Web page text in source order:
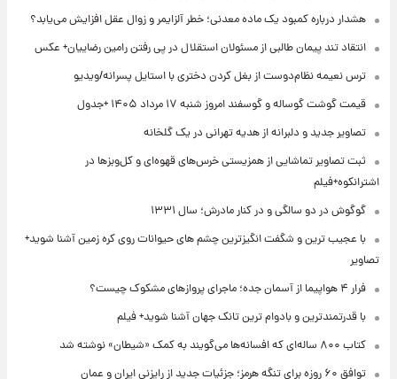
هشدار درباره کمبود یک ماده معدنی؛ خطر آلزایمر و زوال عقل افزایش می‌یابد؟
انتقاد تند پیمان طالبی از مسئولان استقلال در پی رفتن رامین رضاییان+ عکس
ترس نعیمه نظام‌دوست از بغل کردن دختری با استایل پسرانه/ویدیو
قیمت گوشت گوساله و گوسفند امروز شنبه ۱۷ مرداد ۱۴۰۵ +جدول
تصاویر جدید و دلبرانه از هدیه تهرانی در یک گلخانه
ثبت تصاویر تماشایی از همزیستی خرس‌های قهوه‌ای و کل‌وبزها در
اشترانکوه+فیلم
گوگوش در دو سالگی و در کنار مادرش؛ سال ۱۳۳۱
با عجیب ترین و شگفت انگیزترین چشم های حیوانات روی کره زمین آشنا شوید+
تصاویر
فرار ۴ هواپیما از آسمان جده؛ ماجرای پروازهای مشکوک چیست؟
با قدرتمندترین و بادوام ترین تانک جهان آشنا شوید+ فیلم
کتاب ۸۰۰ ساله‌ای که افسانه‌ها می‌گویند به کمک «شیطان» نوشته شد
توافق ۶۰ روزه برای تنگه هرمز؛ جزئیات جدید از رایزنی ایران و عمان